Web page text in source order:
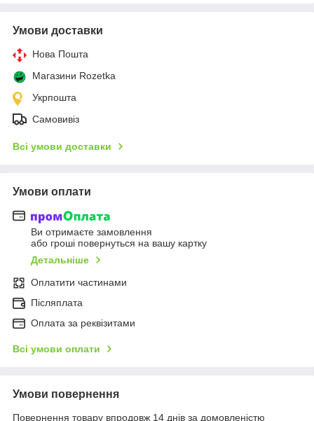
Умови доставки
Нова Пошта
Магазини Rozetka
Укрпошта
Самовивіз
Всі умови доставки
Умови оплати
Ви отримаєте замовлення
або гроші повернуться на вашу картку
Детальніше
Оплатити частинами
Післяплата
Оплата за реквізитами
Всі умови оплати
Умови повернення
Повернення товару впродовж 14 днів за домовленістю